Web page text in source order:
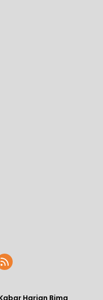
Harian Bima